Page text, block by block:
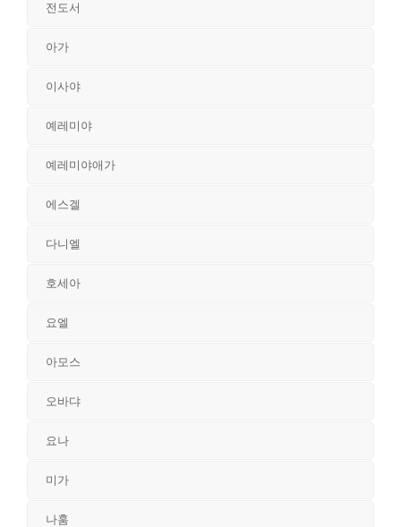
전도서
아가
이사야
예레미야
예레미야애가
에스겔
다니엘
호세아
요엘
아모스
오바댜
요나
미가
나훔